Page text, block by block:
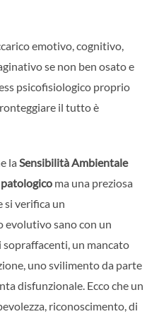
emotivo, cognitivo,
se non ben osato e
psicofisiologico proprio
il tutto è
la Sensibilità Ambientale
ma una preziosa
si verifica un
sano con un
sopraffacenti, un mancato
uno svilimento da parte
disfunzionale. Ecco che un
riconoscimento, di